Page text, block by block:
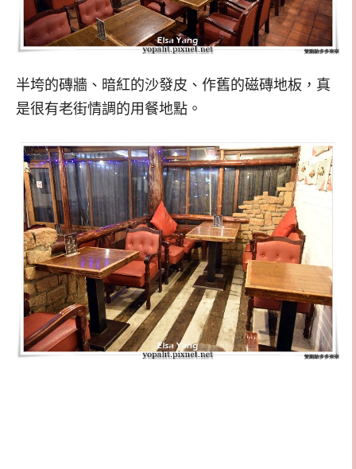
半垮的磚牆、暗紅的沙發皮、作舊的磁磚地板，真
是很有老街情調的用餐地點。